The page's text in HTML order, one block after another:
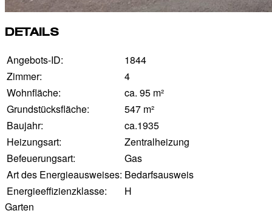
DETAILS
Angebots-ID:
1844
Zimmer:
4
Wohnfläche:
ca. 95 m²
Grundstücksfläche:
547 m²
Baujahr:
ca.1935
Heizungsart:
Zentralheizung
Befeuerungsart:
Gas
Art des Energieausweises: Bedarfsausweis
Energieeffizienzklasse:
H
Garten